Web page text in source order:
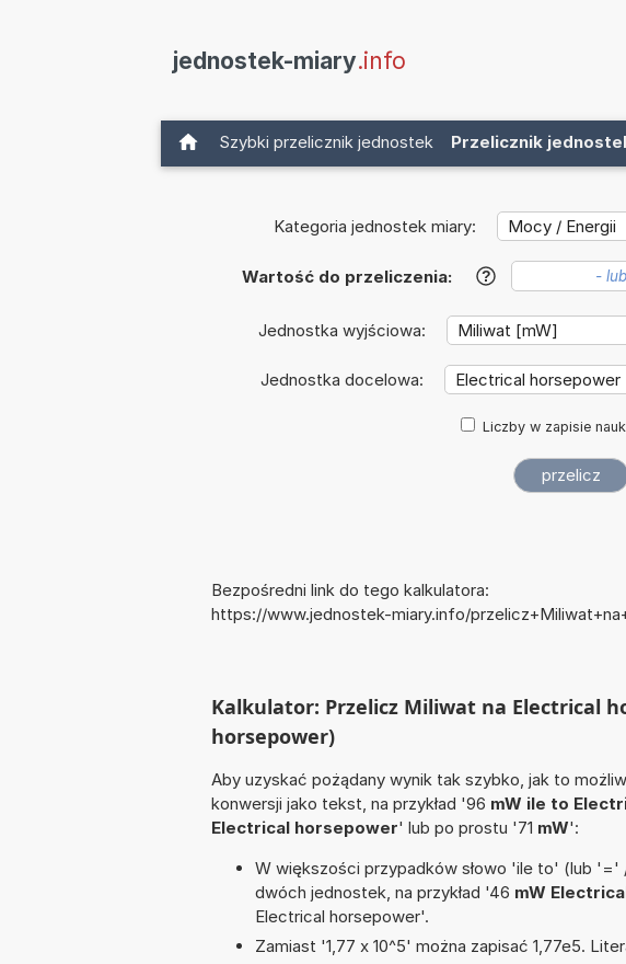
jednostek-miary.info
Szybki przelicznik jednostek Przelicznik
Kategoria jednostek miary:
Wartość do przeliczenia: ?
Jednostka wyjściowa:
Jednostka docelowa:
Liczby w zapisie
Bezpośredni link do tego kalkulatora:
https://www.jednostek-miary.info/
Kalkulator: Przelicz Miliwat na Electrical
horsepower)
Aby uzyskać pożądany wynik tak szybko, jak to
konwersji jako tekst, na przykład '96 mW ile to
Electrical horsepower' lub po prostu '71 mW':
W większości przypadków słowo 'ile to' (lub '='
dwóch jednostek, na przykład '46 mW
Electrical horsepower'.
Zamiast '1,77 x 10^5' można zapisać 1,77e5.